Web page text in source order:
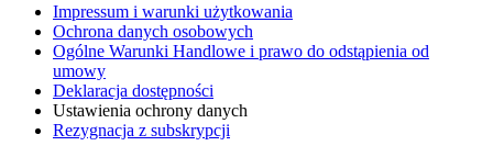
Impressum i warunki użytkowania
Ochrona danych osobowych
Ogólne Warunki Handlowe i prawo do odstąpienia od
umowy
Deklaracja dostępności
Ustawienia ochrony danych
Rezygnacja z subskrypcji